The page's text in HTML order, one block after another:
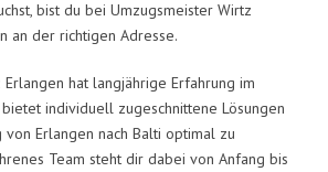
bist du bei Umzugsmeister Wirtz
an der richtigen Adresse.
hat langjährige Erfahrung im
individuell zugeschnittene Lösungen
von Erlangen nach Balti optimal zu
Team steht dir dabei von Anfang bis